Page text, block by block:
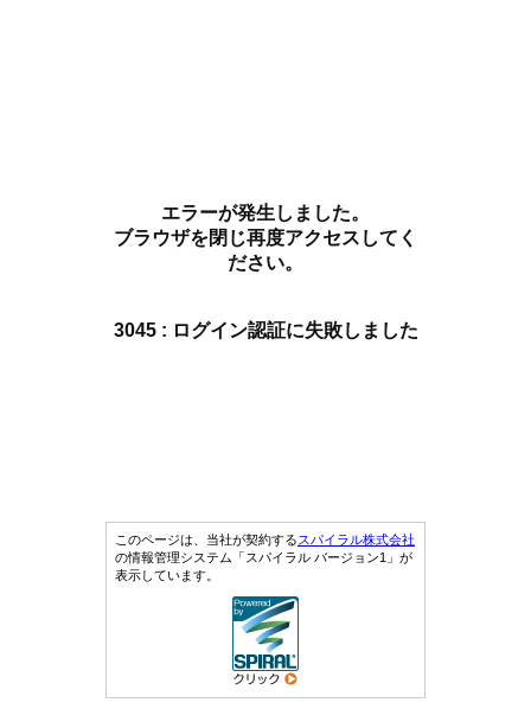
エラーが発生しました。
ブラウザを閉じ再度アクセスしてく
ださい。
3045 : ログイン認証に失敗しました
このページは、当社が契約するスパイラル株式会社
の情報管理システム「スパイラル バージョン1」が
表示しています。